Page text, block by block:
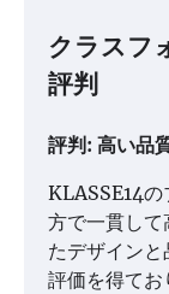
クラスフ
評判
評判: 高い品
KLASSE14
方で一貫し
たデザイン
評価を得て